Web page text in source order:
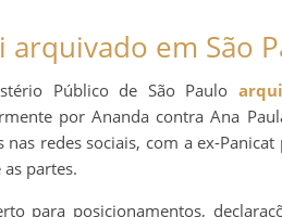
arquivado em São
Público de São Paulo
por Ananda contra Ana
nas redes sociais, com a ex-
partes.
para posicionamentos,